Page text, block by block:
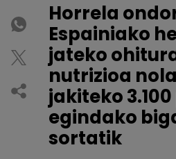
Horrela
Espainiako
jateko
nutrizioa
jakiteko
egindako
sortatik